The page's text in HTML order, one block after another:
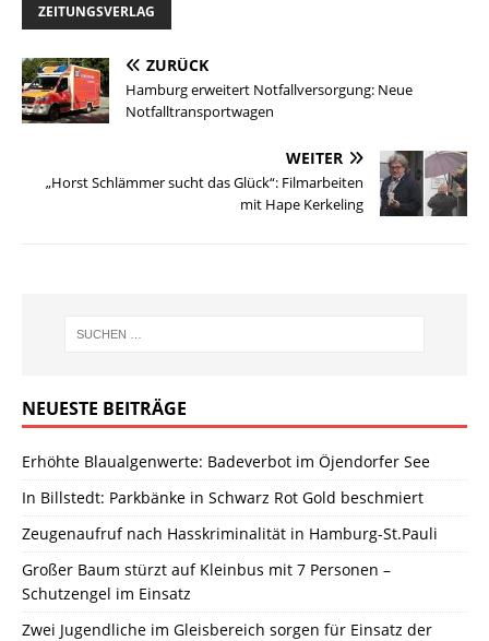
ZEITUNGSVERLAG
ZURÜCK
Hamburg erweitert Notfallversorgung: Neue
Notfalltransportwagen
WEITER
„Horst Schlämmer sucht das Glück“: Filmarbeiten
mit Hape Kerkeling
NEUESTE BEITRÄGE
Erhöhte Blaualgenwerte: Badeverbot im Öjendorfer See
In Billstedt: Parkbänke in Schwarz Rot Gold beschmiert
Zeugenaufruf nach Hasskriminalität in Hamburg-St.Pauli
Großer Baum stürzt auf Kleinbus mit 7 Personen –
Schutzengel im Einsatz
Zwei Jugendliche im Gleisbereich sorgen für Einsatz der